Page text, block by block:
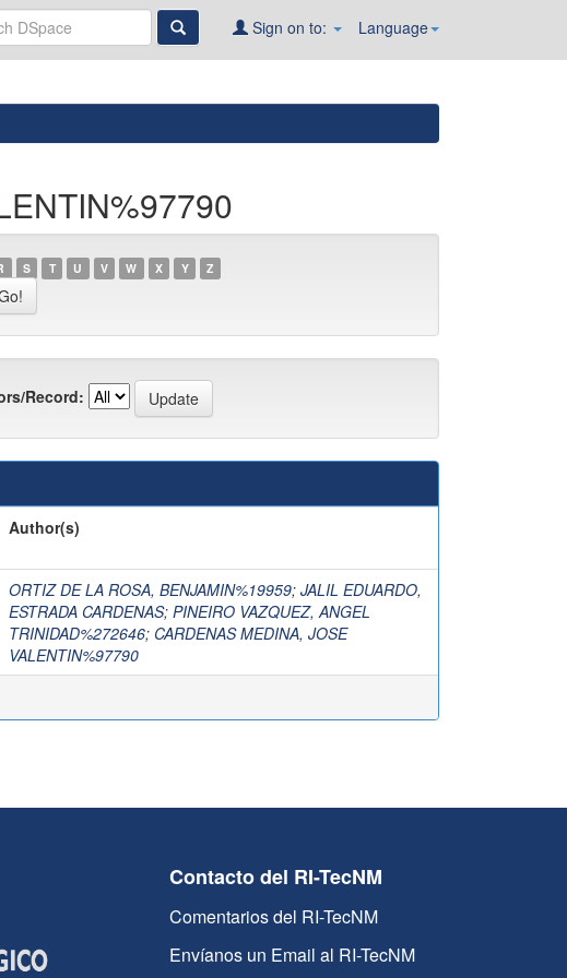
Language
Sign on to:
S T U V W X Y Z
Record:
Author(s)
ORTIZ DE LA ROSA, BENJAMIN%19959; JALIL EDUARDO,
ESTRADA CARDENAS; PINEIRO VAZQUEZ, ANGEL
TRINIDAD%272646; CARDENAS MEDINA, JOSE
VALENTIN%97790
Contacto del RI-TecNM
Comentarios del RI-TecNM
Envíanos un Email al RI-TecNM